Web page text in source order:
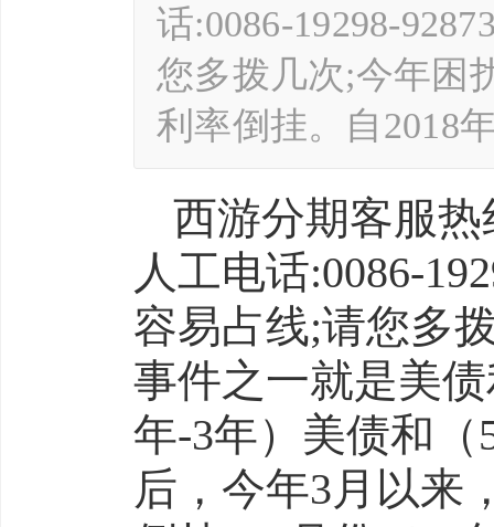
话:0086-19298-
您多拨几次;今年困
利率倒挂。自2018
西游分期客服热
人工电话:0086-
容易占线;请您多
事件之一就是美
年-3年）美债和
后，今年3月以来